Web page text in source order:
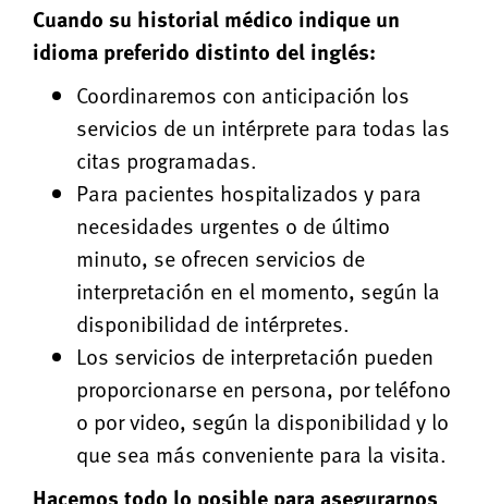
Cuando su historial médico indique un
idioma preferido distinto del inglés:
Coordinaremos con anticipación los
servicios de un intérprete para todas las
citas programadas.
Para pacientes hospitalizados y para
necesidades urgentes o de último
minuto, se ofrecen servicios de
interpretación en el momento, según la
disponibilidad de intérpretes.
Los servicios de interpretación pueden
proporcionarse en persona, por teléfono
o por video, según la disponibilidad y lo
que sea más conveniente para la visita.
Hacemos todo lo posible para asegurarnos